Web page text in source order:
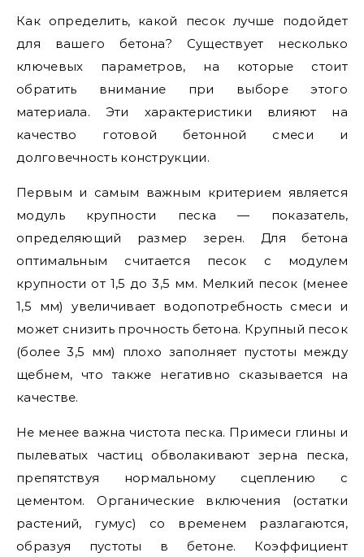
Как определить, какой песок лучше подойдет
для вашего бетона? Существует несколько
ключевых параметров, на которые стоит
обратить внимание при выборе этого
материала. Эти характеристики влияют на
качество готовой бетонной смеси и
долговечность конструкции.
Первым и самым важным критерием является
модуль крупности песка — показатель,
определяющий размер зерен. Для бетона
оптимальным считается песок с модулем
крупности от 1,5 до 3,5 мм. Мелкий песок (менее
1,5 мм) увеличивает водопотребность смеси и
может снизить прочность бетона. Крупный песок
(более 3,5 мм) плохо заполняет пустоты между
щебнем, что также негативно сказывается на
качестве.
Не менее важна чистота песка. Примеси глины и
пылеватых частиц обволакивают зерна песка,
препятствуя нормальному сцеплению с
цементом. Органические включения (остатки
растений, гумус) со временем разлагаются,
образуя пустоты в бетоне. Коэффициент